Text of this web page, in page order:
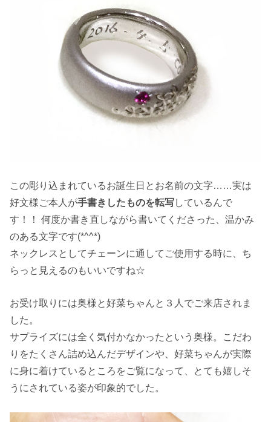
この彫り込まれているお誕生日とお名前の文字……実は
好文様ご本人が手書きしたものを転写しているんで
す！！ 何度か書き直しながら書いてくださった、温かみ
のある文字です(*^^*)
ネックレスとしてチェーンに通してご使用する時に、ち
らっと見えるのもいいですね☆
お受け取りには奥様と好菜ちゃんと３人でご来店されま
した。
サプライズには全く気付かなかったという奥様。こだわ
りをたくさん詰め込んだデザインや、好菜ちゃんが実際
に身に着けているところをご覧になって、とても嬉しそ
うにされている姿が印象的でした。